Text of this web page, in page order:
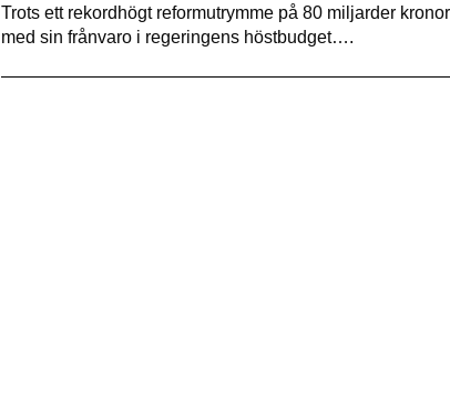
Trots ett rekordhögt reformutrymme på 80 miljarder
med sin frånvaro i regeringens höstbudget….